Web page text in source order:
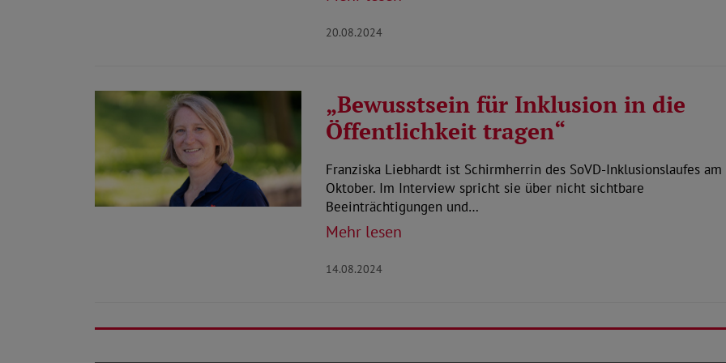
20.08.2024
„Bewusstsein für Inklusion in die
Öffentlichkeit tragen“
Franziska Liebhardt ist Schirmherrin des SoVD-Inklusionslaufes am
Oktober. Im Interview spricht sie über nicht sichtbare
Beeinträchtigungen und…
Mehr lesen
14.08.2024